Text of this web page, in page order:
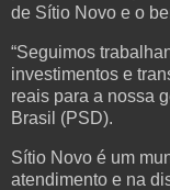
de Sítio Novo e o
“Seguimos
investimentos e
reais para a nossa
Brasil (PSD).
Sítio Novo é um
atendimento e na